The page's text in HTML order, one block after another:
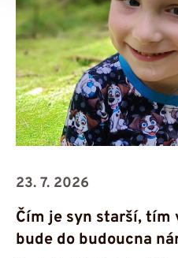
23. 7. 2026
Čím je syn starší,
bude do budoucna